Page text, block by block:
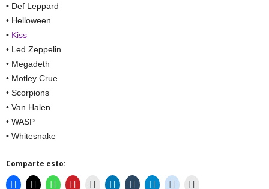
• Def Leppard
• Helloween
• Kiss
• Led Zeppelin
• Megadeth
• Motley Crue
• Scorpions
• Van Halen
• WASP
• Whitesnake
Comparte esto: